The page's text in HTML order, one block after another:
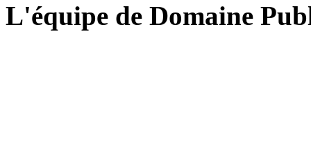
L'équipe de Domaine